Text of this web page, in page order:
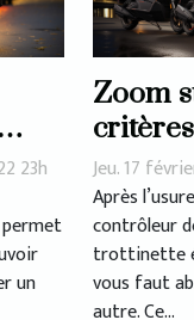
?
23h
un
Zoom
choix
pour
Jeu. 17
Après
contrôleur
trottinette
vous faut
autre. Ce...